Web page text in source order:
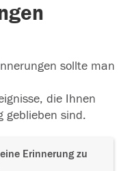
sollte man
die Ihnen
geblieben sind.
Erinnerung zu